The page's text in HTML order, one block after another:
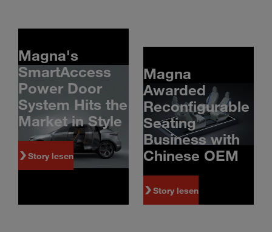
Magna's
SmartAccess
Power Door
System Hits the
Market in Style
Story lesen
Magna
Awarded
Reconfigurable
Seating
Business with
Chinese OEM
Story lesen